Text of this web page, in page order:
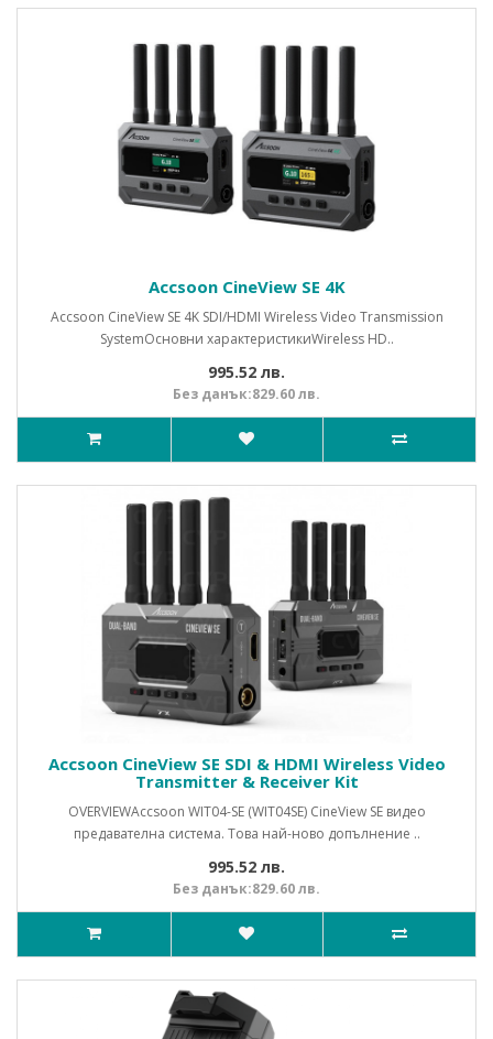
Accsoon CineView SE 4K
Accsoon CineView SE 4K SDI/HDMI Wireless Video Transmission
System Основни характеристикиWireless HD..
995.52 лв.
Без данък:829.60 лв.
Accsoon CineView SE SDI & HDMI Wireless Video
Transmitter & Receiver Kit
OVERVIEWAccsoon WIT04-SE (WIT04SE) CineView SE видео
предавателна система. Това най-ново допълнение ..
995.52 лв.
Без данък:829.60 лв.